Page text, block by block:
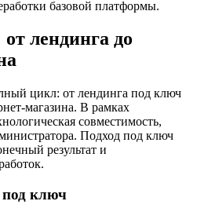
базовой платформы.
лендинга до
цикл: от лендинга под ключ
магазина. В рамках
совместимость,
Подход под ключ
результат и
под ключ